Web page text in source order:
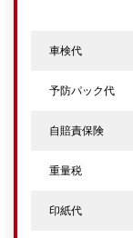
車検代
予防パック代
自賠責保険
重量税
印紙代